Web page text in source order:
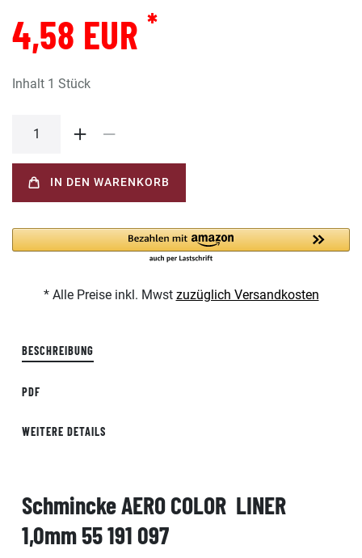
4,58 EUR *
Inhalt 1 Stück
IN DEN WARENKORB
* Alle Preise inkl. Mwst zuzüglich Versandkosten
BESCHREIBUNG
PDF
WEITERE DETAILS
Schmincke AERO COLOR LINER
1,0mm 55 191 097